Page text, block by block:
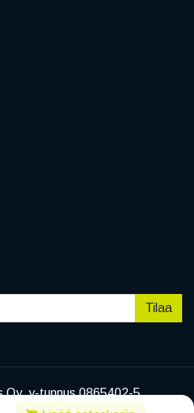
Tilaa
Oy, y-tunnus 0865402-5